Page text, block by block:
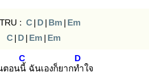
: C | D | Bm | Em
C | D | Em | Em
ตอนนี้
C
ฉันเองก็ยากทำ
D
ใจ